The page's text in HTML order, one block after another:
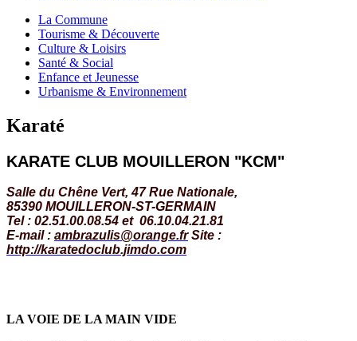
La Commune
Tourisme & Découverte
Culture & Loisirs
Santé & Social
Enfance et Jeunesse
Urbanisme & Environnement
Karaté
KARATE CLUB MOUILLERON "KCM"
Salle du Chêne Vert, 47 Rue Nationale,
85390 MOUILLERON-ST-GERMAIN
Tel : 02.51.00.08.54 et 06.10.04.21.81
E-mail : ambrazulis@orange.fr Site :
http://karatedoclub.jimdo.com
LA VOIE DE LA MAIN VIDE